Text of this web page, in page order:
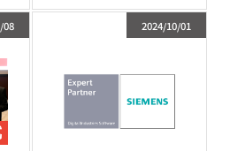
08 2024/10/01